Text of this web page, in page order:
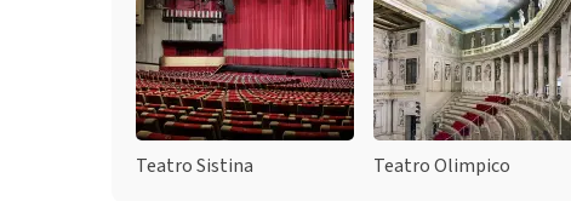
Teatro Sistina Teatro Olimpico